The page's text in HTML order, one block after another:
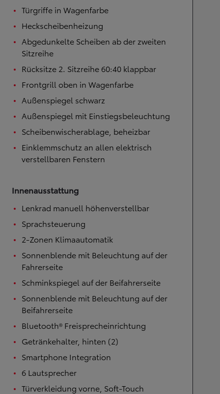
Türgriffe in Wagenfarbe
Heckscheibenheizung
Abgedunkelte Scheiben ab der zweiten
Sitzreihe
Rücksitze 2. Sitzreihe 60:40 klappbar
Frontgrill oben in Wagenfarbe
Außenspiegel schwarz
Außenspiegel mit Einstiegsbeleuchtung
Scheibenwischerablage, beheizbar
Einklemmschutz an allen elektrisch
verstellbaren Fenstern
Innenausstattung
Lenkrad manuell höhenverstellbar
Sprachsteuerung
2-Zonen Klimaautomatik
Sonnenblende mit Beleuchtung auf der
Fahrerseite
Schminkspiegel auf der Beifahrerseite
Sonnenblende mit Beleuchtung auf der
Beifahrerseite
Bluetooth® Freisprecheinrichtung
Getränkehalter, hinten (2)
Smartphone Integration
6 Lautsprecher
Türverkleidung vorne, Soft-Touch